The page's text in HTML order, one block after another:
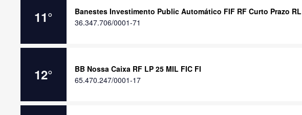
11°
Banestes Investimento Public Automático FIF RF Curto Prazo RL
36.347.706/0001-71
12°
BB Nossa Caixa RF LP 25 MIL FIC FI
65.470.247/0001-17